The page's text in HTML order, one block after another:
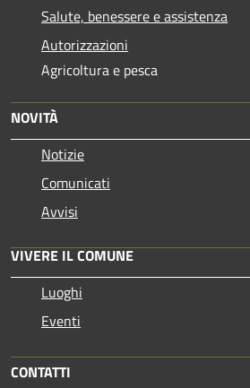
Salute, benessere e assistenza
Autorizzazioni
Agricoltura e pesca
NOVITÀ
Notizie
Comunicati
Avvisi
VIVERE IL COMUNE
Luoghi
Eventi
CONTATTI